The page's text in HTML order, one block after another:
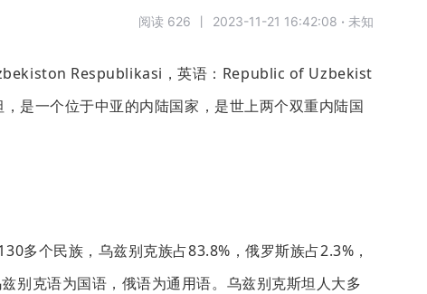
阅读 626 丨 2023-11-21 16:42:08 · 未知
Respublikasi，英语：Republic of Uzbekist
是一个位于中亚的内陆国家，是世上两个双重内陆国
多个民族，乌兹别克族占83.8%，俄罗斯族占2.3%，
别克语为国语，俄语为通用语。乌兹别克斯坦人大多